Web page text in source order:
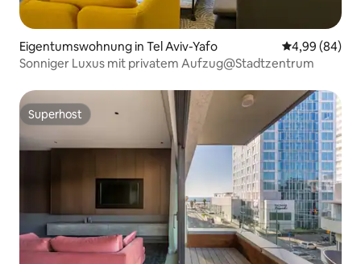
Eigentumswohnung in Tel Aviv-Yafo
4,99 (84)
Sonniger Luxus mit privatem Aufzug@Stadtzentrum
Superhost
Superhost